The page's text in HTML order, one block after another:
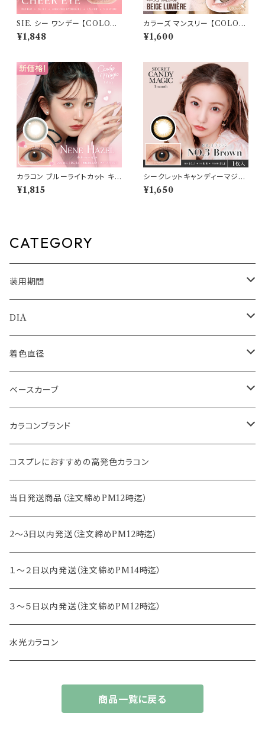
SIE. シー ワンデー 【COLOR：
チア―アイ 】 1箱10枚入 シリコ
ーン 回らない水光レンズ MO
カラーコンタクト ナチュラル ブ
ラック ブラウン 裸眼風 フチ ベ
ージュ グレー 1日使い捨て
¥1,848
カラーズ マンスリー 【COLOR：
ベージュルミエールnew】 【1箱
2枚入】【 一条響 イメージモデル
ンタクトレンズ
¥1,600
カラコン ブルーライトカット キャ
ンディーマジック ワンデー 【CO
LOR：ネネヘーゼル】1箱10枚
¥1,815
シークレットキャンディーマジッ
ク マンスリー カラコン 1ヶ月
【COLOR：NO.3ブラウン】 sec
¥1,650
CATEGORY
装用期間
1day
1month
2ｗeek
DIA
14.0mm
14.1mm
14.2mm
14.5mm
15.0mm
14.4mm
着色直径
12.5mm
12.8mm
13.0mm
13.2mm
13.3mm
13.4mm
13.5mm
13.6mm
ベースカーブ
8.6mm
8.7mm
8.8mm
8.5mm
カラコンブランド
エバーカラー
エヌズコレクション
トパーズ
キャンディーマジック
レヴィア
チュチュ
コスプレにおすすめの高発色カラコン
当日発送商品（注文締めPM12時迄）
2～3日以内発送（注文締めPM12時迄）
１～２日以内発送（注文締めPM14時迄）
３～５日以内発送（注文締めPM12時迄）
水光カラコン
商品一覧に戻る